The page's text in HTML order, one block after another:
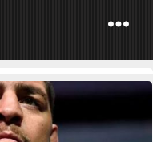
»Diaz bez wymówek po
mogłem dać show”